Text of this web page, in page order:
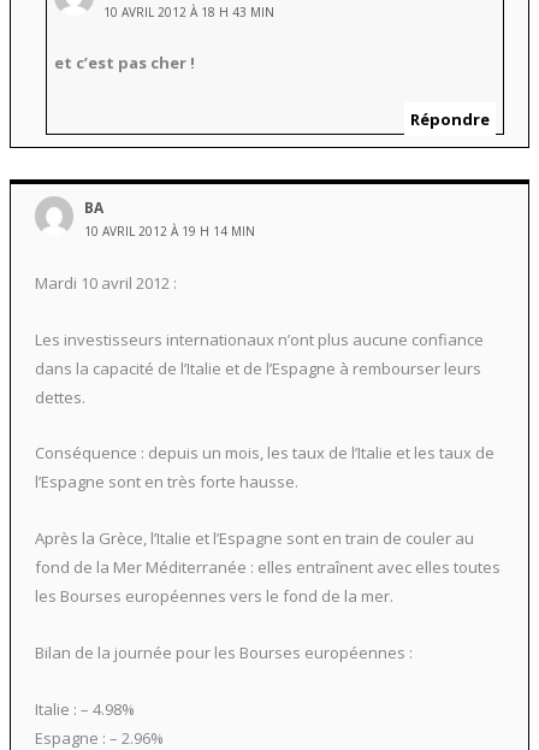
10 AVRIL 2012 À 18 H 43 MIN
et c’est pas cher !
Répondre
BA
10 AVRIL 2012 À 19 H 14 MIN
Mardi 10 avril 2012 :
Les investisseurs internationaux n’ont plus aucune confiance
dans la capacité de l’Italie et de l’Espagne à rembourser leurs
dettes.
Conséquence : depuis un mois, les taux de l’Italie et les taux de
l’Espagne sont en très forte hausse.
Après la Grèce, l’Italie et l’Espagne sont en train de couler au
fond de la Mer Méditerranée : elles entraînent avec elles toutes
les Bourses européennes vers le fond de la mer.
Bilan de la journée pour les Bourses européennes :
Italie : – 4.98%
Espagne : – 2.96%